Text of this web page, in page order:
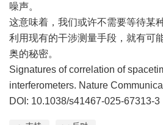
噪声。
这意味着，我们或许不需要等待某
利用现有的干涉测量手段，就有可
奥的秘密。
Signatures of correlation of
interferometers. Nature
DOI: 10.1038/s41467-025-67313-3